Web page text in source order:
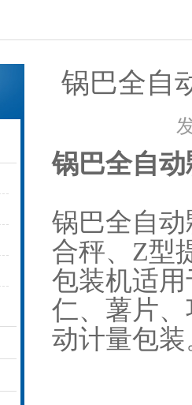
锅巴全自
锅巴全自
锅巴全自
合秤、Z型
包装机适
仁、薯片
动计量包装